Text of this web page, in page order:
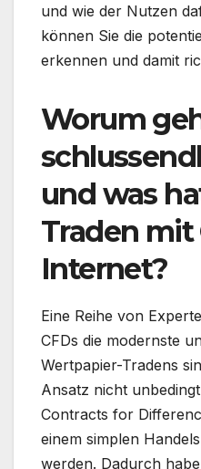
und wie der Nutzen
können Sie die
erkennen und damit
Worum
und was
Traden mit
Internet?
Eine Reihe von
CFDs die modernste
Wertpapier-Tradens
Ansatz nicht
Contracts for
einem simplen
werden. Dadurch